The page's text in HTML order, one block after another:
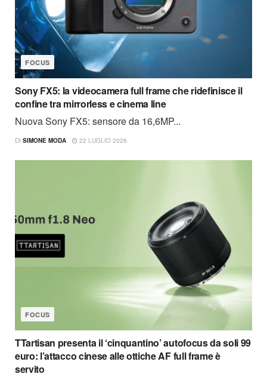
FOCUS
Sony FX5: la videocamera full frame che ridefinisce il
confine tra mirrorless e cinema line
Nuova Sony FX5: sensore da 16,6MP...
DI SIMONE MODA 22 LUGLIO 2026
FOCUS
TTartisan presenta il ‘cinquantino’ autofocus da soli 99
euro: l’attacco cinese alle ottiche AF full frame è
servito